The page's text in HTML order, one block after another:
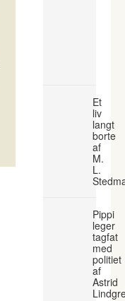
Et
liv
langt
borte
af
M.
L.
Pippi
leger
tagfat
med
politiet
af
Astrid